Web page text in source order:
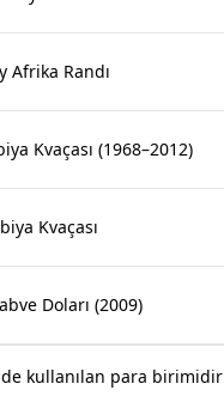
Afrika Randı
Kvaçası (1968–2012)
Kvaçası
Doları (2009)
kullanılan para birimidir